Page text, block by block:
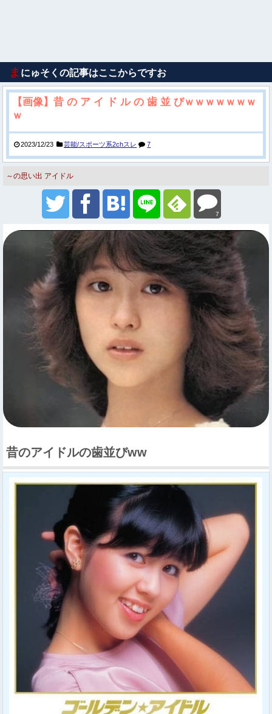
ま にゅそくの記事はここからですお
【画像】昔 の ア イ ド ル の 歯 並 びｗｗｗｗｗｗｗ
ｗ
2023/12/23 芸能/スポーツ系2chスレ 7
～の思い出 アイドル
7
昔のアイドルの歯並びww